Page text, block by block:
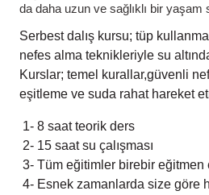
da daha uzun ve sağlıklı bir yaşam
Serbest dalış kursu; tüp
nefes alma teknikleriyle su
Kurslar; temel kurallar,güvenli
eşitleme ve suda rahat hareket
1- 8 saat teorik ders
2- 15 saat su çalışması
3- Tüm eğitimler birebir eğitmen
4- Esnek zamanlarda size göre